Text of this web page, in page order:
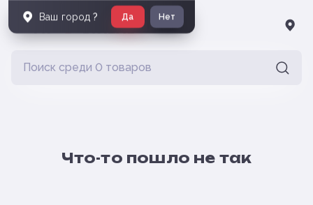
Что-то пошло не так
Ваш город ? Да Нет